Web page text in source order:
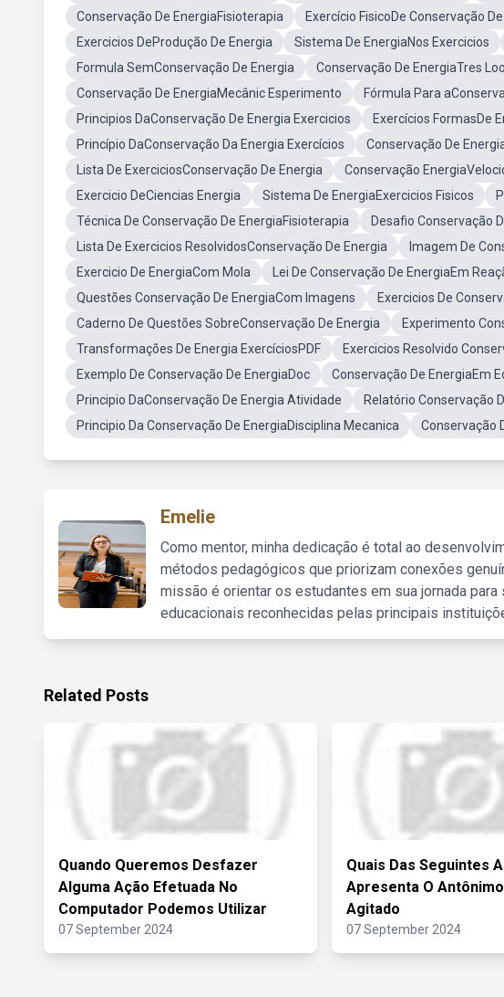
Conservação De EnergiaFisioterapia
Exercício FisicoDe Conservação
Exercicios DeProdução De Energia
Sistema De EnergiaNos Exercicios
Formula SemConservação De Energia
Conservação De EnergiaTres
Conservação De EnergiaMecânic Esperimento
Fórmula Para
Principios DaConservação De Energia Exercicios
Exercícios FormasDe
Princípio DaConservação Da Energia Exercícios
Conservação De
Lista De ExerciciosConservação De Energia
Conservação
Exercicio DeCiencias Energia
Sistema De EnergiaExercicios Fisicos
Técnica De Conservação De EnergiaFisioterapia
Desafio Conservação
Lista De Exercicios ResolvidosConservação De Energia
Imagem De
Exercicio De EnergiaCom Mola
Lei De Conservação De EnergiaEm
Questões Conservação De EnergiaCom Imagens
Exercicios De
Caderno De Questões SobreConservação De Energia
Experimento
Transformações De Energia ExercíciosPDF
Exercicios Resolvido
Exemplo De Conservação De EnergiaDoc
Conservação De EnergiaEm
Principio DaConservação De Energia Atividade
Relatório Conservação
Principio Da Conservação De EnergiaDisciplina Mecanica
Conservação
Emelie
Como mentor, minha dedicação é total ao
métodos pedagógicos que priorizam conexões
missão é orientar os estudantes em sua jornada
educacionais reconhecidas pelas principais
Related Posts
Quando Queremos Desfazer
Alguma Ação Efetuada No
Computador Podemos Utilizar
07 September 2024
Quais Das Seguintes
Apresenta O
Agitado
07 September 2024